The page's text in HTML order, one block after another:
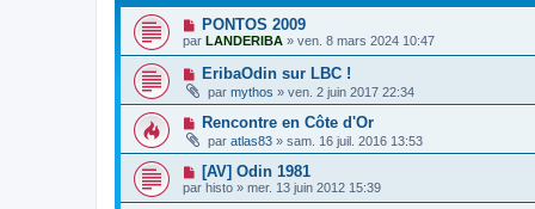
PONTOS 2009
par LANDERIBA » ven. 8 mars 2024 10:47
EribaOdin sur LBC !
par mythos » ven. 2 juin 2017 22:34
Rencontre en Côte d'Or
par atlas83 » sam. 16 juil. 2016 13:53
[AV] Odin 1981
par histo » mer. 13 juin 2012 15:39